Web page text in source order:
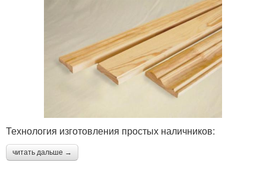
Технология изготовления простых наличников:
читать дальше →